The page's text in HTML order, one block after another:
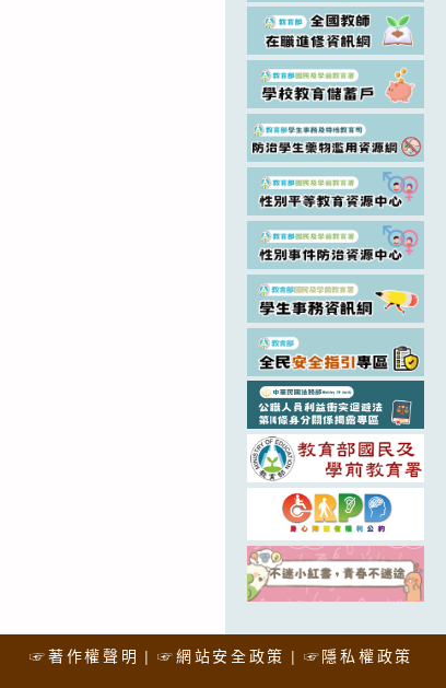
☞著作權聲明 ☞網站安全政策 ☞隱私權政策